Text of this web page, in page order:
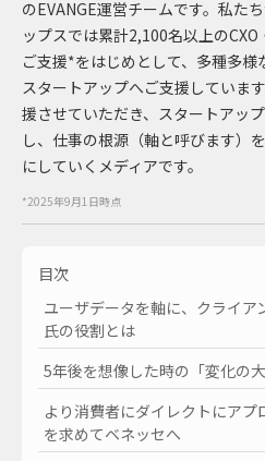
のEVANGE運営チームです。私た
ップスでは累計2,100名以上の
ご支援*をはじめとして、多種多
スタートアップへご支援していま
援させていただき、スタートアッ
し、仕事の根源（軸と呼びます）
にしていくメディアです。
*2025年9月1日時点
目次
ユーザデータを軸に、クライ
氏の役割とは
5年後を想像した時の「変化の
より消費者にダイレクトにア
を求めてベネッセへ